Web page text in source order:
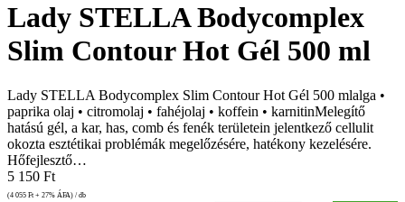
Lady STELLA Bodycomplex
Slim Contour Hot Gél 500 ml
Lady STELLA Bodycomplex Slim Contour Hot Gél 500 mlalga •
paprika olaj • citromolaj • fahéjolaj • koffein • karnitinMelegítő
hatású gél, a kar, has, comb és fenék területein jelentkező cellulit
okozta esztétikai problémák megelőzésére, hatékony kezelésére.
Hőfejlesztő…
5 150 Ft
(4 055 Ft + 27% ÁFA) / db